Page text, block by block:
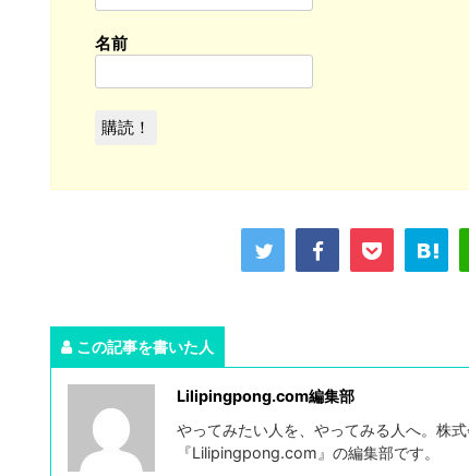
名前
この記事を書いた人
Lilipingpong.com編集部
やってみたい人を、やってみる人へ。株
『Lilipingpong.com』の編集部です。